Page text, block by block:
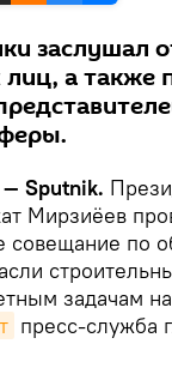
заслушал
лиц, а также
Sputnik.
Мирзиёев
совещание по
задачам
пресс-служба